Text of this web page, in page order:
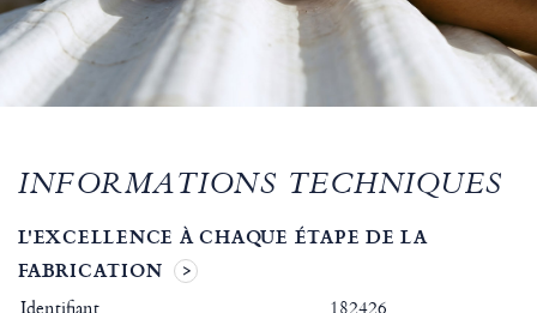
INFORMATIONS TECHNIQUES
L'EXCELLENCE À CHAQUE ÉTAPE DE LA
FABRICATION